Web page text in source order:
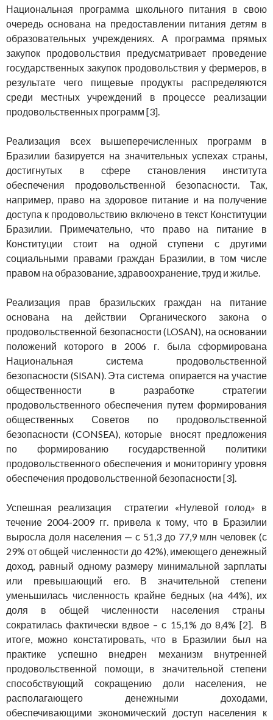
Национальная программа школьного питания в свою
очередь основана на предоставлении питания детям в
образовательных учреждениях. А программа прямых
закупок продовольствия предусматривает проведение
государственных закупок продовольствия у фермеров, в
результате чего пищевые продукты распределяются
среди местных учреждений в процессе реализации
продовольственных программ [3].
Реализация всех вышеперечисленных программ в
Бразилии базируется на значительных успехах страны,
достигнутых в сфере становления института
обеспечения продовольственной безопасности. Так,
например, право на здоровое питание и на получение
доступа к продовольствию включено в текст Конституции
Бразилии. Примечательно, что право на питание в
Конституции стоит на одной ступени с другими
социальными правами граждан Бразилии, в том числе
правом на образование, здравоохранение, труд и жилье.
Реализация прав бразильских граждан на питание
основана на действии Органического закона о
продовольственной безопасности (LOSAN), на основании
положений которого в 2006 г. была сформирована
Национальная система продовольственной
безопасности (SISAN). Эта система опирается на участие
общественности в разработке стратегии
продовольственного обеспечения путем формирования
общественных Советов по продовольственной
безопасности (CONSEA), которые вносят предложения
по формированию государственной политики
продовольственного обеспечения и мониторингу уровня
обеспечения продовольственной безопасности [3].
Успешная реализация стратегии «Нулевой голод» в
течение 2004-2009 гг. привела к тому, что в Бразилии
выросла доля населения — с 51,3 до 77,9 млн человек (с
29% от общей численности до 42%), имеющего денежный
доход, равный одному размеру минимальной зарплаты
или превышающий его. В значительной степени
уменьшилась численность крайне бедных (на 44%), их
доля в общей численности населения страны
сократилась фактически вдвое – с 15,1% до 8,4% [2]. В
итоге, можно констатировать, что в Бразилии был на
практике успешно внедрен механизм внутренней
продовольственной помощи, в значительной степени
способствующий сокращению доли населения, не
располагающего денежными доходами,
обеспечивающими экономический доступ населения к